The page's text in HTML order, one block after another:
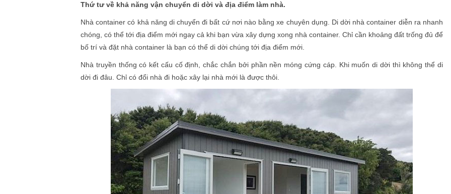
Thứ tư về khả năng vận chuyển di dời và địa điểm làm nhà.
Nhà container có khả năng di chuyển đi bất cứ nơi nào bằng xe chuyên dụng. Di dời nhà container diễn ra nhanh
chóng, có thể tới địa điểm mới ngay cả khi bạn vừa xây dựng xong nhà container. Chỉ cần khoảng đất trống đủ để
bố trí và đặt nhà container là bạn có thể di dời chúng tới địa điểm mới.
Nhà truyền thống có kết cấu cố định, chắc chắn bởi phần nền móng cứng cáp. Khi muốn di dời thì không thể di
dời đi đâu. Chỉ có đổi nhà đi hoặc xây lại nhà mới là được thôi.